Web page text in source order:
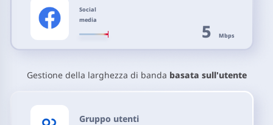
Social
media
5 Mbps
Gestione della larghezza di banda basata sull'utente
Gruppo utenti